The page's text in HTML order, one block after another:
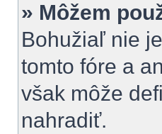
» Môžem
Bohužiaľ nie
tomto fóre a
však môže
nahradiť.